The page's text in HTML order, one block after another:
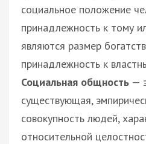
социальное положение
принадлежность к тому
являются размер
принадлежность к
Социальная общность —
существующая,
совокупность людей,
относительной